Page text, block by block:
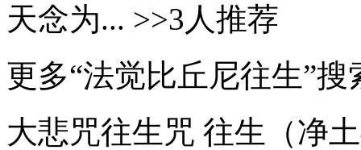
天念为... >>3人推荐
更多“法觉比丘尼往生”搜
大悲咒往生咒 往生（净